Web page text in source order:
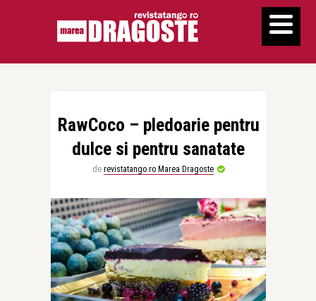
RawCoco – pledoarie pentru
dulce si pentru sanatate
de revistatango.ro Marea Dragoste